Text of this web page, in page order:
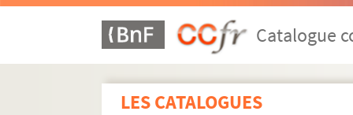
Catalogue
LES CATALOGUES